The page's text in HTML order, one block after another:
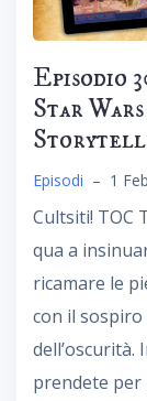
Episodio
Star
Episodi – 1
Cultsiti! TOC
qua a
ricamare le
con il
dell’oscurità.
prendete per